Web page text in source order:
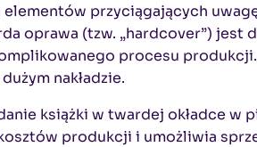
elementów przyciągających
oprawa (tzw. „hardcover”) jest
procesu
nakładzie.
książki w twardej okładce w
produkcji i umożliwia